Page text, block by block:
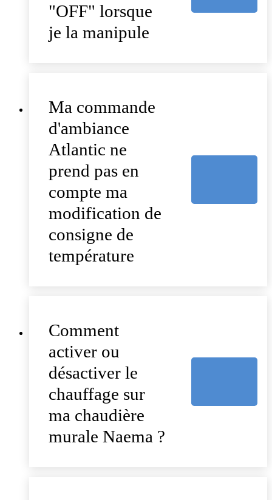
"OFF" lorsque
je la manipule
Ma commande
d'ambiance
Atlantic ne
prend pas en
compte ma
modification de
consigne de
température
Comment
activer ou
désactiver le
chauffage sur
ma chaudière
murale Naema ?